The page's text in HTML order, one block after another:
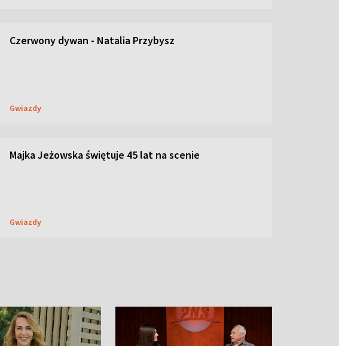
Czerwony dywan - Natalia Przybysz
Gwiazdy
Majka Jeżowska świętuje 45 lat na scenie
Gwiazdy